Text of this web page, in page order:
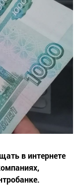
в интернете